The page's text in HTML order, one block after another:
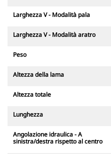
Larghezza V - Modalità pala
Larghezza V - Modalità aratro
Peso
Altezza della lama
Altezza totale
Lunghezza
Angolazione idraulica - A
sinistra/destra rispetto al centro